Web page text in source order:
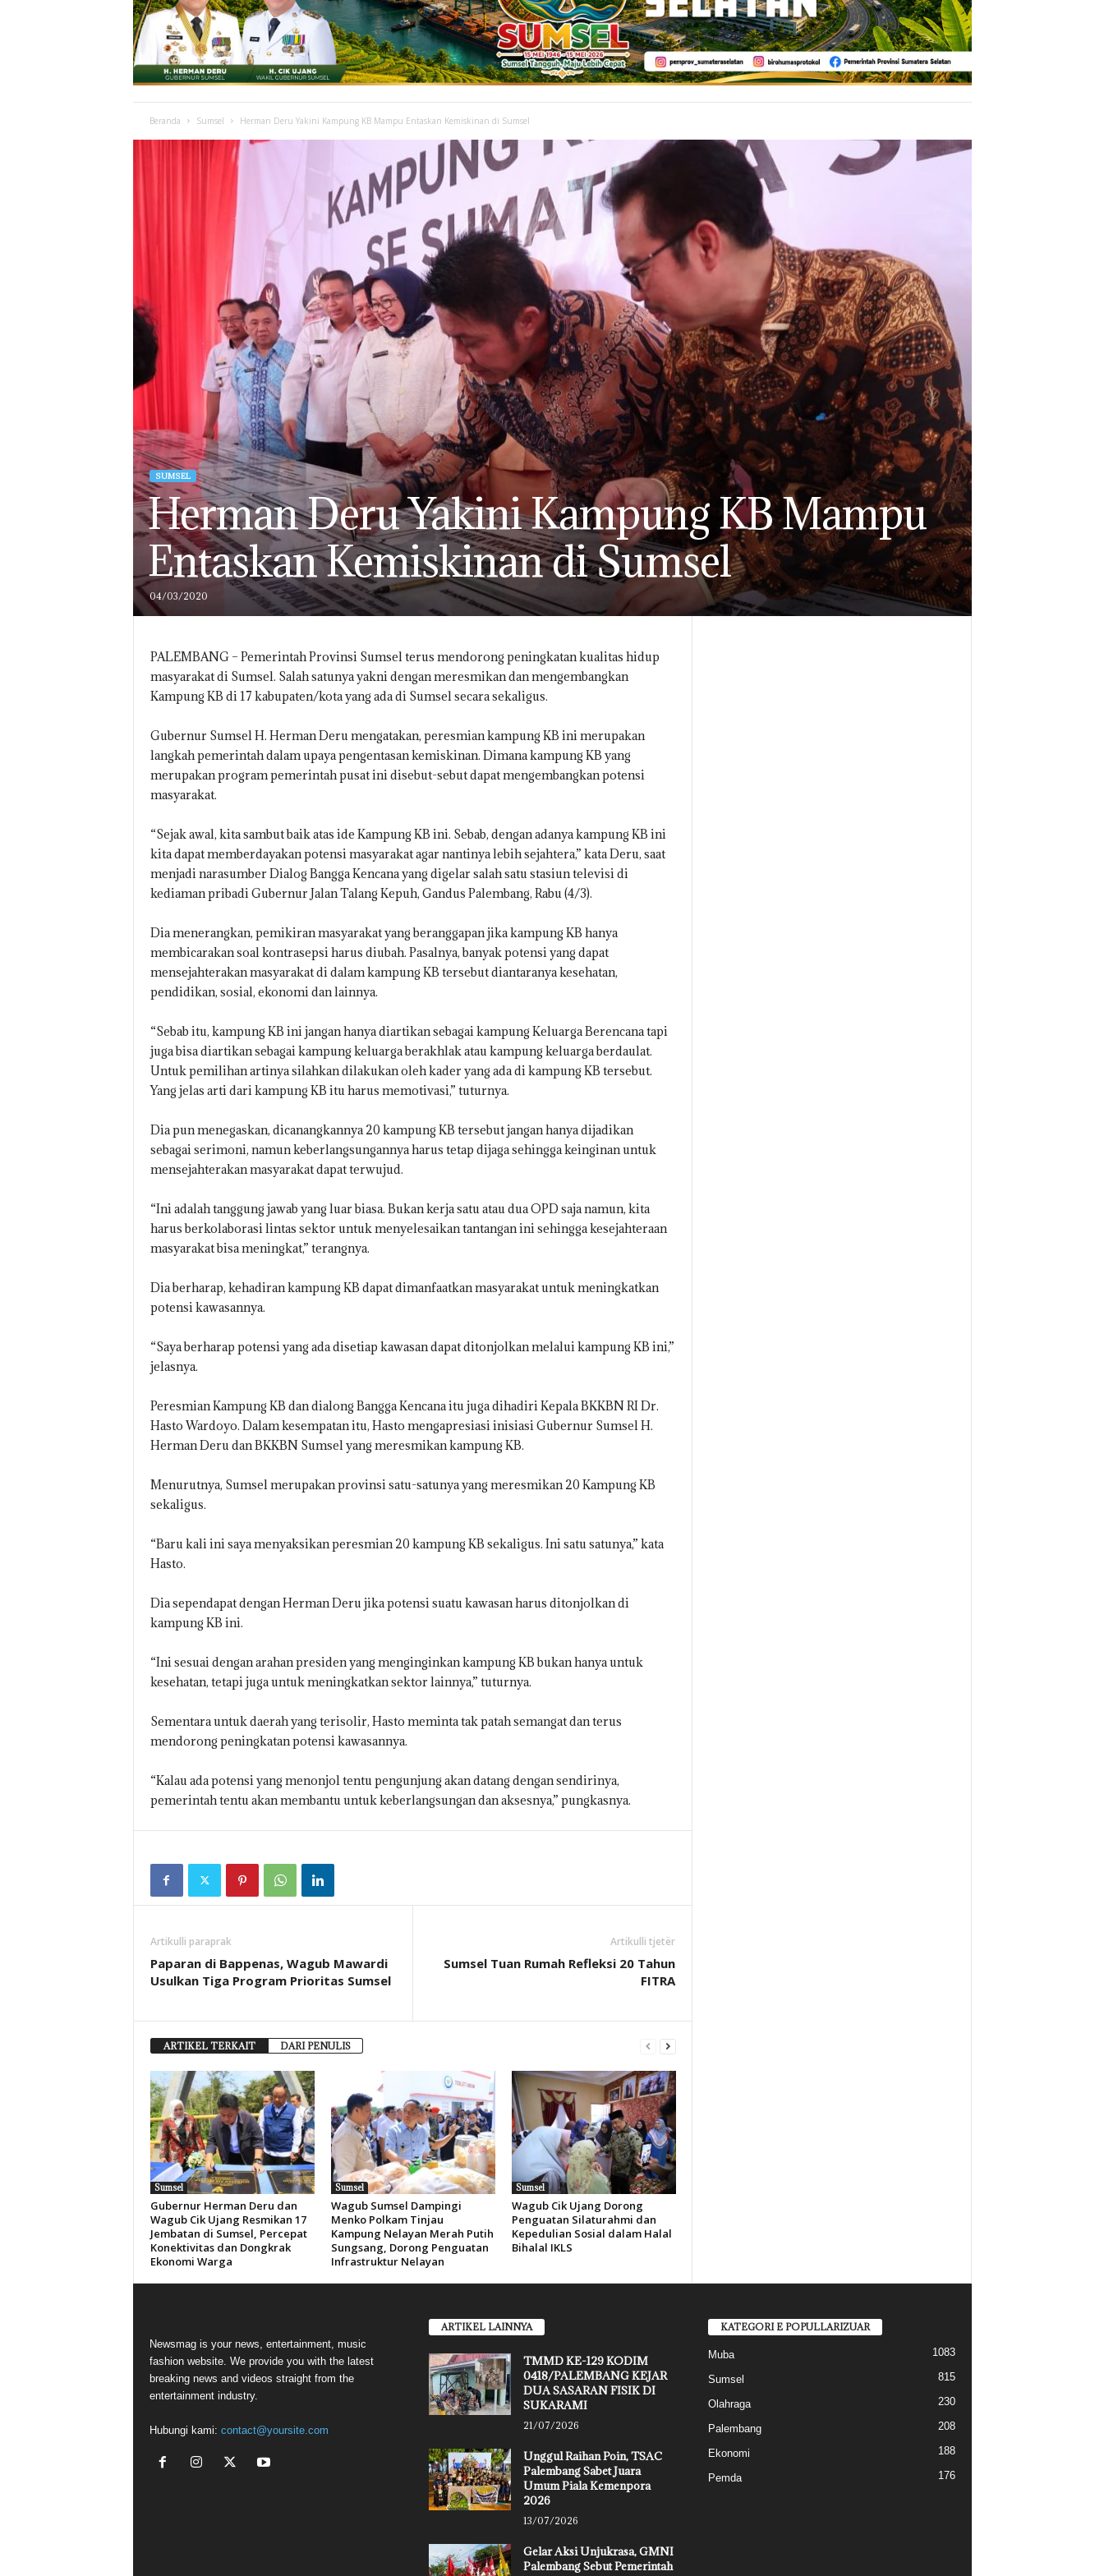
Beranda Sumsel Herman Deru Yakini Kampung KB Mampu Entaskan Kemiskinan di Sumsel
SUMSEL
Herman Deru Yakini Kampung KB Mampu
Entaskan Kemiskinan di Sumsel
04/03/2020
PALEMBANG – Pemerintah Provinsi Sumsel terus mendorong peningkatan kualitas hidup
masyarakat di Sumsel. Salah satunya yakni dengan meresmikan dan mengembangkan
Kampung KB di 17 kabupaten/kota yang ada di Sumsel secara sekaligus.
Gubernur Sumsel H. Herman Deru mengatakan, peresmian kampung KB ini merupakan
langkah pemerintah dalam upaya pengentasan kemiskinan. Dimana kampung KB yang
merupakan program pemerintah pusat ini disebut-sebut dapat mengembangkan potensi
masyarakat.
“Sejak awal, kita sambut baik atas ide Kampung KB ini. Sebab, dengan adanya kampung KB ini
kita dapat memberdayakan potensi masyarakat agar nantinya lebih sejahtera,” kata Deru, saat
menjadi narasumber Dialog Bangga Kencana yang digelar salah satu stasiun televisi di
kediaman pribadi Gubernur Jalan Talang Kepuh, Gandus Palembang, Rabu (4/3).
Dia menerangkan, pemikiran masyarakat yang beranggapan jika kampung KB hanya
membicarakan soal kontrasepsi harus diubah. Pasalnya, banyak potensi yang dapat
mensejahterakan masyarakat di dalam kampung KB tersebut diantaranya kesehatan,
pendidikan, sosial, ekonomi dan lainnya.
“Sebab itu, kampung KB ini jangan hanya diartikan sebagai kampung Keluarga Berencana tapi
juga bisa diartikan sebagai kampung keluarga berakhlak atau kampung keluarga berdaulat.
Untuk pemilihan artinya silahkan dilakukan oleh kader yang ada di kampung KB tersebut.
Yang jelas arti dari kampung KB itu harus memotivasi,” tuturnya.
Dia pun menegaskan, dicanangkannya 20 kampung KB tersebut jangan hanya dijadikan
sebagai serimoni, namun keberlangsungannya harus tetap dijaga sehingga keinginan untuk
mensejahterakan masyarakat dapat terwujud.
“Ini adalah tanggung jawab yang luar biasa. Bukan kerja satu atau dua OPD saja namun, kita
harus berkolaborasi lintas sektor untuk menyelesaikan tantangan ini sehingga kesejahteraan
masyarakat bisa meningkat,” terangnya.
Dia berharap, kehadiran kampung KB dapat dimanfaatkan masyarakat untuk meningkatkan
potensi kawasannya.
“Saya berharap potensi yang ada disetiap kawasan dapat ditonjolkan melalui kampung KB ini,”
jelasnya.
Peresmian Kampung KB dan dialong Bangga Kencana itu juga dihadiri Kepala BKKBN RI Dr.
Hasto Wardoyo. Dalam kesempatan itu, Hasto mengapresiasi inisiasi Gubernur Sumsel H.
Herman Deru dan BKKBN Sumsel yang meresmikan kampung KB.
Menurutnya, Sumsel merupakan provinsi satu-satunya yang meresmikan 20 Kampung KB
sekaligus.
“Baru kali ini saya menyaksikan peresmian 20 kampung KB sekaligus. Ini satu satunya,” kata
Hasto.
Dia sependapat dengan Herman Deru jika potensi suatu kawasan harus ditonjolkan di
kampung KB ini.
“Ini sesuai dengan arahan presiden yang menginginkan kampung KB bukan hanya untuk
kesehatan, tetapi juga untuk meningkatkan sektor lainnya,” tuturnya.
Sementara untuk daerah yang terisolir, Hasto meminta tak patah semangat dan terus
mendorong peningkatan potensi kawasannya.
“Kalau ada potensi yang menonjol tentu pengunjung akan datang dengan sendirinya,
pemerintah tentu akan membantu untuk keberlangsungan dan aksesnya,” pungkasnya.
Artikulli paraprak
Paparan di Bappenas, Wagub Mawardi
Usulkan Tiga Program Prioritas Sumsel
Artikulli tjetër
Sumsel Tuan Rumah Refleksi 20 Tahun
FITRA
ARTIKEL TERKAIT DARI PENULIS
Sumsel
Gubernur Herman Deru dan
Wagub Cik Ujang Resmikan 17
Jembatan di Sumsel, Percepat
Konektivitas dan Dongkrak
Ekonomi Warga
Sumsel
Wagub Sumsel Dampingi
Menko Polkam Tinjau
Kampung Nelayan Merah Putih
Sungsang, Dorong Penguatan
Infrastruktur Nelayan
Sumsel
Wagub Cik Ujang Dorong
Penguatan Silaturahmi dan
Kepedulian Sosial dalam Halal
Bihalal IKLS
Newsmag is your news, entertainment, music
fashion website. We provide you with the latest
breaking news and videos straight from the
entertainment industry.
Hubungi kami: contact@yoursite.com
ARTIKEL LAINNYA
TMMD KE-129 KODIM
0418/PALEMBANG KEJAR
DUA SASARAN FISIK DI
SUKARAMI
21/07/2026
Unggul Raihan Poin, TSAC
Palembang Sabet Juara
Umum Piala Kemenpora
2026
13/07/2026
Gelar Aksi Unjukrasa, GMNI
Palembang Sebut Pemerintah
KATEGORI E POPULLARIZUAR
Muba 1083
Sumsel 815
Olahraga 230
Palembang 208
Ekonomi 188
Pemda 176